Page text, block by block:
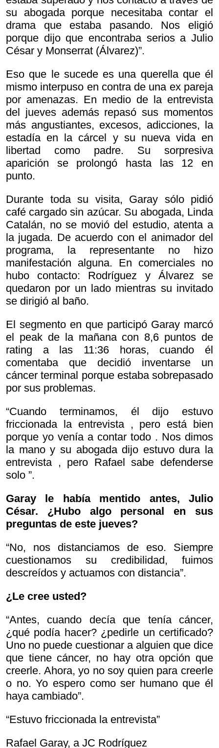
su abogada porque necesitaba contar el
drama que estaba pasando. Nos eligió
porque dijo que encontraba serios a Julio
César y Monserrat (Álvarez)”.
Eso que le sucede es una querella que él
mismo interpuso en contra de una ex pareja
por amenazas. En medio de la entrevista
del jueves además repasó sus momentos
más angustiantes, excesos, adicciones, la
estadía en la cárcel y su nueva vida en
libertad como padre. Su sorpresiva
aparición se prolongó hasta las 12 en
punto.
Durante toda su visita, Garay sólo pidió
café cargado sin azúcar. Su abogada, Linda
Catalán, no se movió del estudio, atenta a
la jugada. De acuerdo con el animador del
programa, la representante no hizo
manifestación alguna. En comerciales no
hubo contacto: Rodríguez y Álvarez se
quedaron por un lado mientras su invitado
se dirigió al baño.
El segmento en que participó Garay marcó
el peak de la mañana con 8,6 puntos de
rating a las 11:36 horas, cuando él
comentaba que decidió inventarse un
cáncer terminal porque estaba sobrepasado
por sus problemas.
“Cuando terminamos, él dijo estuvo
friccionada la entrevista , pero está bien
porque yo venía a contar todo . Nos dimos
la mano y su abogada dijo estuvo dura la
entrevista , pero Rafael sabe defenderse
solo ”.
Garay le había mentido antes, Julio
César. ¿Hubo algo personal en sus
preguntas de este jueves?
“No, nos distanciamos de eso. Siempre
cuestionamos su credibilidad, fuimos
descreídos y actuamos con distancia”.
¿Le cree usted?
“Antes, cuando decía que tenía cáncer,
¿qué podía hacer? ¿pedirle un certificado?
Uno no puede cuestionar a alguien que dice
que tiene cáncer, no hay otra opción que
creerle. Ahora, yo no soy quien para creerle
o no. Yo espero como ser humano que él
haya cambiado”.
“Estuvo friccionada la entrevista”
Rafael Garay, a JC Rodríguez